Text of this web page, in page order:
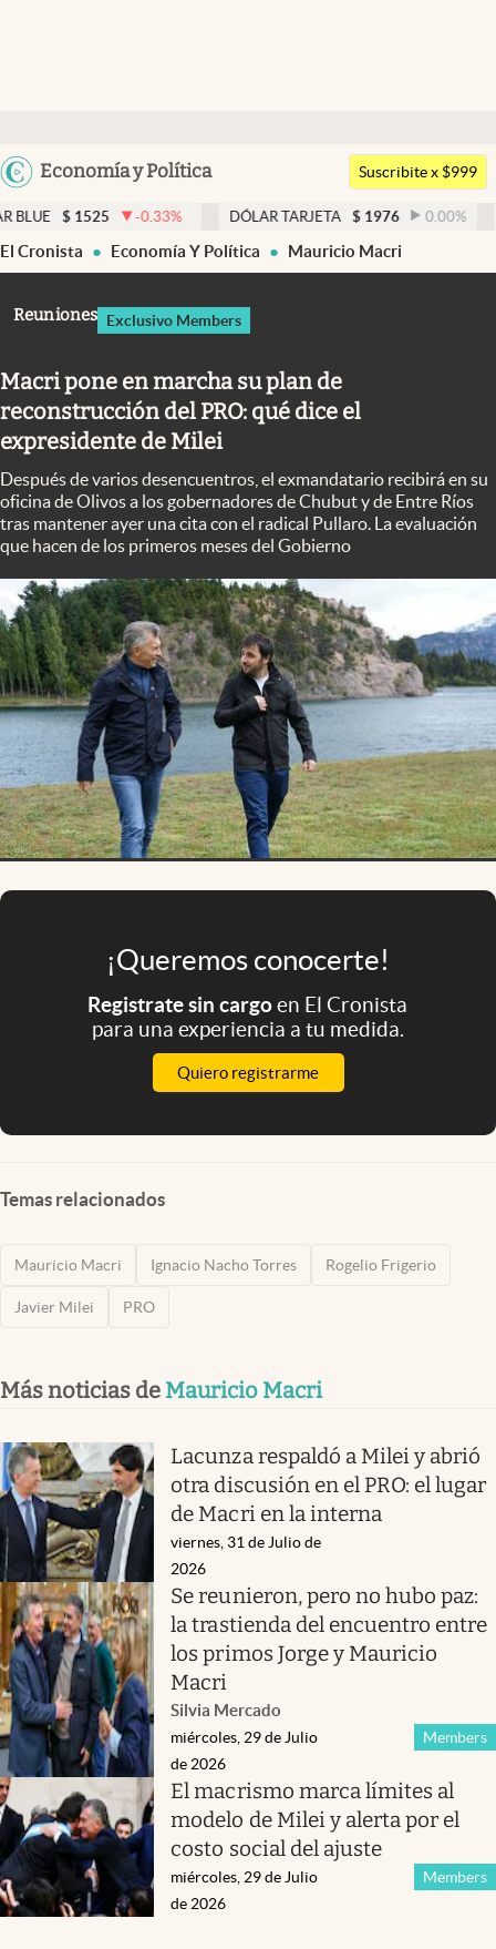
Argentina
Economía y Política
Members
Economía y Política
Finanzas y Mercados
Columnistas
Otras secciones
Infotechnology
Clase
Clima
Mundial 2026
Eventos Corporativos
El Cronista Studio
Mediakit
abre en nueva pestaña
Argentina
Suscribite x $999
-0.33% DÓLAR TARJETA $ 1976 0.00 % DÓLAR
El Cronista Economía Y Política Mauricio Macri
Reuniones Exclusivo Members
Macri pone en marcha su plan de
reconstrucción del PRO: qué dice el
expresidente de Milei
Después de varios desencuentros, el exmandatario recibirá en su
oficina de Olivos a los gobernadores de Chubut y de Entre Ríos
tras mantener ayer una cita con el radical Pullaro. La evaluación
que hacen de los primeros meses del Gobierno
¡Queremos conocerte!
Registrate sin cargoen El Cronista
para una experiencia a tu medida.
Quiero registrarme
Temas relacionados
Mauricio Macri Ignacio Nacho Torres Rogelio Frigerio
Javier Milei PRO
Más noticias de Mauricio Macri
Lacunza respaldó a Milei y abrió
otra discusión en el PRO: el lugar
de Macri en la interna
viernes, 31 de Julio de
2026
Se reunieron, pero no hubo paz:
la trastienda del encuentro entre
los primos Jorge y Mauricio
Macri
Silvia Mercado
Members
miércoles, 29 de Julio
de 2026
El macrismo marca límites al
modelo de Milei y alerta por el
costo social del ajuste
Members
miércoles, 29 de Julio
de 2026